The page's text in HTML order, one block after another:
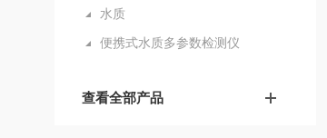
水质
便携式水质多参数检测仪
查看全部产品